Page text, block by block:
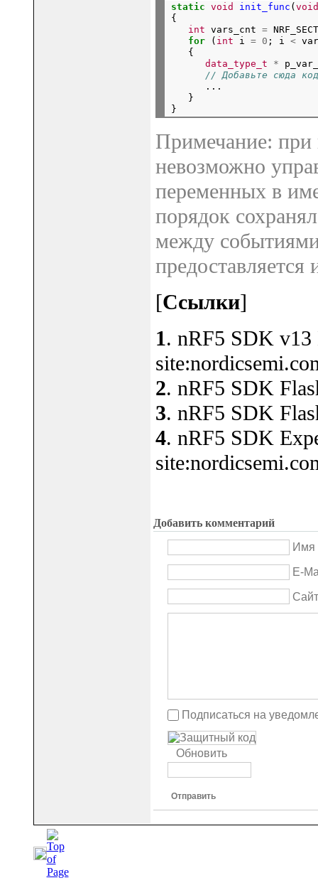
static void init_func (void
{
int vars_cnt =
for ( int i = 0 ; i <
   {
data_type_t
*
// Добавьте сюда
      ...
   }
Примечание: при
невозможно
переменных в
порядок
между
[Ссылки]
1. nRF5 SDK v13
2. nRF5 SDK
3. nRF5 SDK
4. nRF5 SDK
Добавить комментарий
Имя
E-
Сайт
Подписаться на
Обновить
Отправить